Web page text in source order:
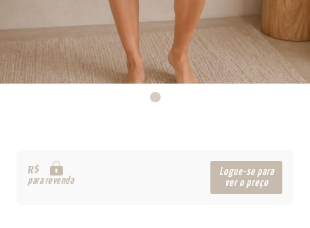
R$
para revenda
Logue-se para
ver o preço